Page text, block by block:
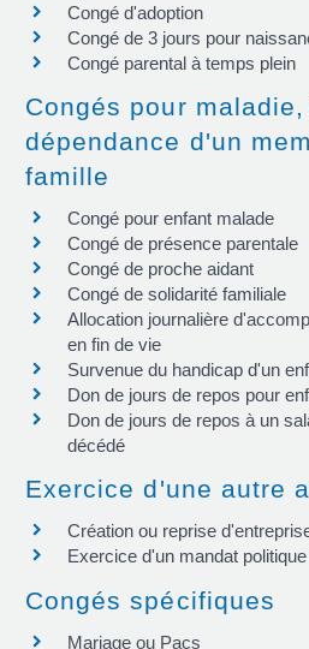
Congé d'adoption
Congé de 3 jours pour
Congé parental à temps plein
Congés pour
dépendance d'un
famille
Congé pour enfant malade
Congé de présence parentale
Congé de proche aidant
Congé de solidarité familiale
Allocation journalière
en fin de vie
Survenue du handicap d'un
Don de jours de repos pour
Don de jours de repos à un
décédé
Exercice d'une autre
Création ou reprise
Exercice d'un mandat
Congés spécifiques
Mariage ou Pacs